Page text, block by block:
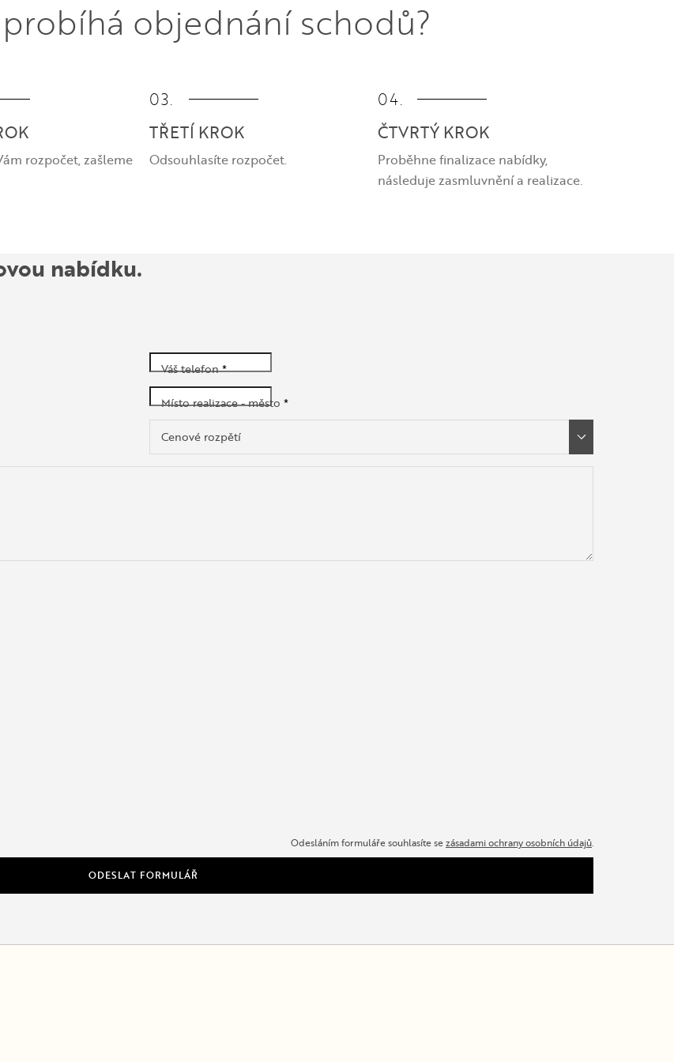
probíhá objednání schodů?
rozpočet, zašleme
03.
TŘETÍ KROK
Odsouhlasíte rozpočet.
04.
ČTVRTÝ KROK
Proběhne finalizace nabídky,
následuje zasmluvnění a realizace.
nabídku.
Váš telefon*
Místo realizace - město *
Cenové rozpětí
Odesláním formuláře souhlasíte sezásadami ochrany osobních údajů.
ODESLAT FORMULÁŘ